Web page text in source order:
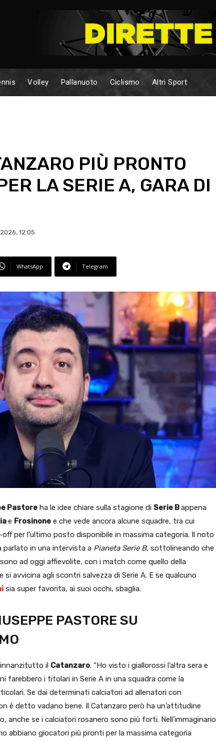
Volley Pallanuoto Ciclismo Altri Sport
PIÙ PRONTO
LA SERIE A, GARA DI
12:05
WhatsApp Telegram
Pastore ha le idee chiare sulla stagione di Serie Bappena
e Frosinone e che vede ancora alcune squadre, tra cui
off per l’ultimo posto disponibile in massima categoria. Il noto
parlato in una intervista a Pianeta Serie B, sottolineando che
ad oggi affievolite, con i match come quello della
avvicina agli scontri salvezza di Serie A. E se qualcuno
sia super favorita, ai suoi occhi, sbaglia.
PASTORE SU
il Catanzaro. “Ho visto i giallorossi l’altra sera e
farebbero i titolari in Serie A in una squadra come la
Se dai determinati calciatori ad allenatori con
è detto vadano bene. Il Catanzaro però ha un’attitudine
anche se i calciatori rosanero sono più forti. Nell’immaginario
abbiano giocatori più pronti per la massima categoria